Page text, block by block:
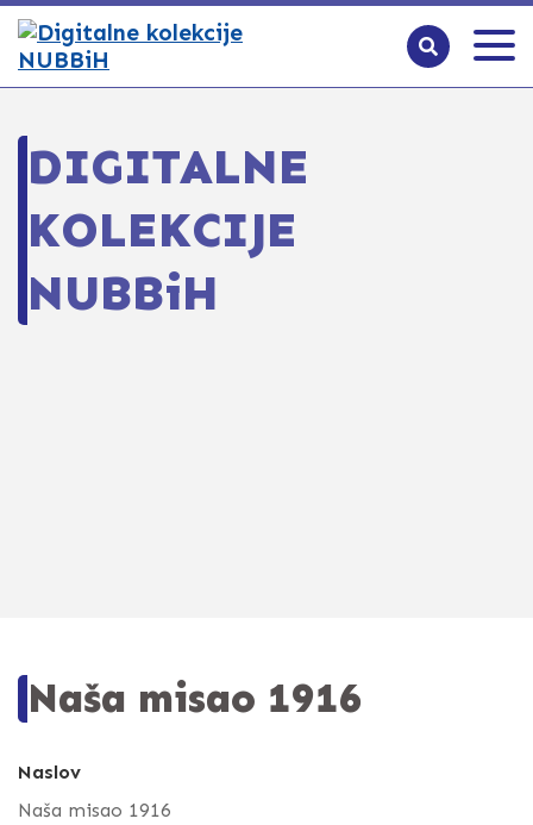
DIGITALNE
KOLEKCIJE
NUBBiH
Naša misao 1916
Naslov
Naša misao 1916